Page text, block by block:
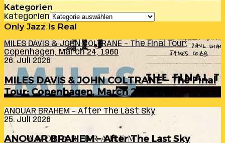
Kategorien
Kategorien
Only Jazz Is Real
MILES DAVIS & JOHN COLTRANE – The Final Tour:
Copenhagen, March 24, 1960
26. Juli 2026
MILES DAVIS & JOHN COLTRANE – The Final
Tour: Copenhagen, March 24, 1960
ANOUAR BRAHEM – After The Last Sky
25. Juli 2026
ANOUAR BRAHEM – After The Last Sky